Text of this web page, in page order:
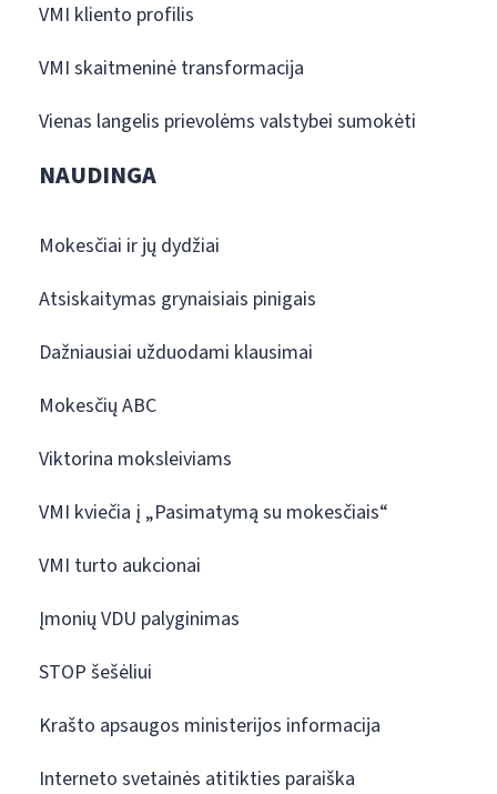
VMI kliento profilis
VMI skaitmeninė transformacija
Vienas langelis prievolėms valstybei sumokėti
NAUDINGA
Mokesčiai ir jų dydžiai
Atsiskaitymas grynaisiais pinigais
Dažniausiai užduodami klausimai
Mokesčių ABC
Viktorina moksleiviams
VMI kviečia į „Pasimatymą su mokesčiais“
VMI turto aukcionai
Įmonių VDU palyginimas
STOP šešėliui
Krašto apsaugos ministerijos informacija
Interneto svetainės atitikties paraiška